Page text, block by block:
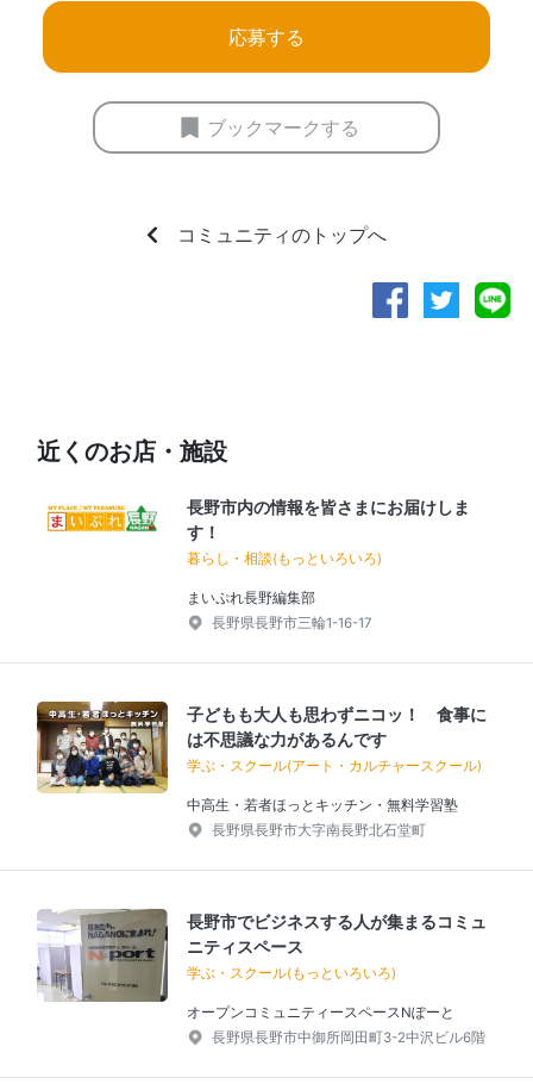
応募する
ブックマークする
コミュニティのトップへ
近くのお店・施設
長野市内の情報を皆さまにお届けしま
す！
暮らし・相談(もっといろいろ)
まいぷれ長野編集部
長野県長野市三輪1-16-17
子どもも大人も思わずニコッ！ 食事に
は不思議な力があるんです
学ぶ・スクール(アート・カルチャースクール)
中高生・若者ほっとキッチン・無料学習塾
長野県長野市大字南長野北石堂町
長野市でビジネスする人が集まるコミュ
ニティスペース
学ぶ・スクール(もっといろいろ)
オープンコミュニティースペースNぽーと
長野県長野市中御所岡田町3-2中沢ビル6階